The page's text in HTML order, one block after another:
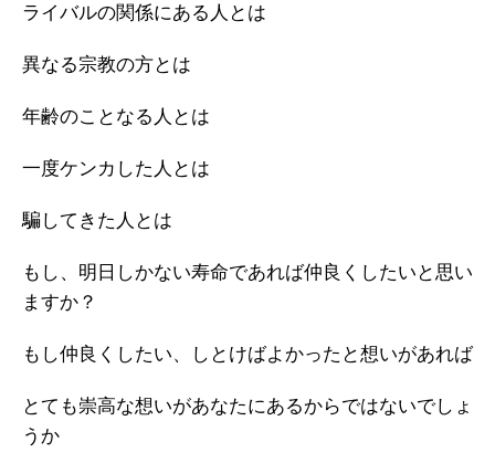
ライバルの関係にある人とは
異なる宗教の方とは
年齢のことなる人とは
一度ケンカした人とは
騙してきた人とは
もし、明日しかない寿命であれば仲良くしたいと思い
ますか？
もし仲良くしたい、しとけばよかったと想いがあれば
とても崇高な想いがあなたにあるからではないでしょ
うか